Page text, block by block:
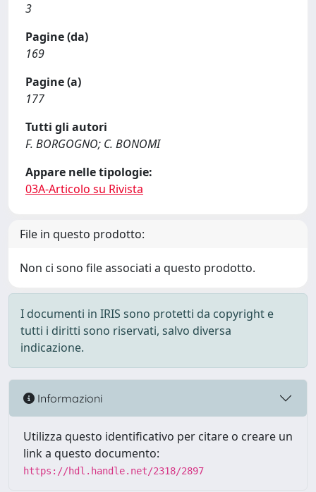
3
Pagine (da)
169
Pagine (a)
177
Tutti gli autori
F. BORGOGNO; C. BONOMI
Appare nelle tipologie:
03A-Articolo su Rivista
File in questo prodotto:
Non ci sono file associati a questo prodotto.
I documenti in IRIS sono protetti da copyright e
tutti i diritti sono riservati, salvo diversa
indicazione.
Informazioni
Utilizza questo identificativo per citare o creare un
link a questo documento:
https://hdl.handle.net/2318/2897